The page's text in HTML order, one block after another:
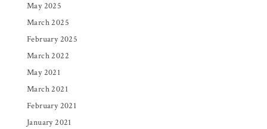
May 2025
March 2025
February 2025
March 2022
May 2021
March 2021
February 2021
January 2021